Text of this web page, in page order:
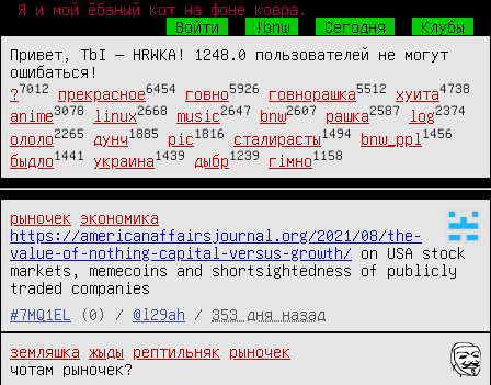
Я и мой ёбаный кот на фоне ковра.
Войти
!bnw Сегодня
Клубы
Привет, TbI — HRWKA! 1248.0 пользователей не могут
ошибаться!
?7012 прекрасное6454 говно5926 говнорашка5512 хуита4738
anime3078 linux2668 music2647 bnw2607 рашка2587 log2374
ололо2265 дунч1885 pic1816 сталирасты1494 bnw_ppl 1456
быдло1441 украина1439 дыбр1239 гімно1158
рыночек
экономика
https://americanaffairsjournal.org/2021/08/the-
value-of-nothing-capital-versus-growth/ on USA stock
markets, memecoins and shortsightedness of publicly
traded companies
#7MQ1EL
(0) / @l29ah / 353 дня назад
земляшка жыды рептильняк
рыночек
чотам рыночек?